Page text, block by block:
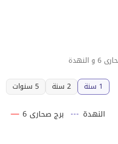
1 سنة
2 سنة 5 سنوات
برج صحارى 6 النهدة